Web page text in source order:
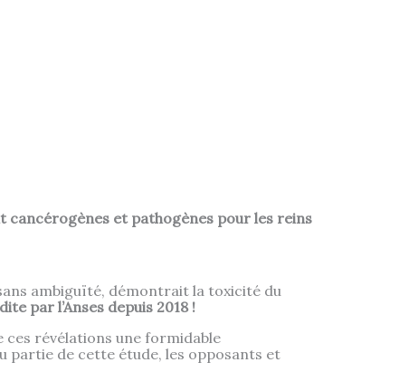
cancérogènes et pathogènes pour les reins
ambiguïté, démontrait la toxicité du
par l’Anses depuis 2018 !
ces révélations une formidable
partie de cette étude, les opposants et